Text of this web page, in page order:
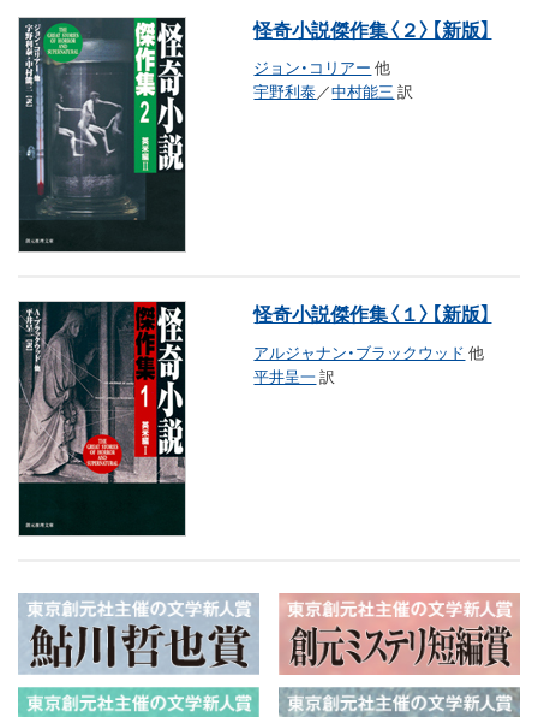
怪奇小説傑作集〈２〉【新版】
ジョン・コリアー 他
宇野利泰／中村能三 訳
怪奇小説傑作集〈１〉【新版】
アルジャナン・ブラックウッド 他
平井呈一訳